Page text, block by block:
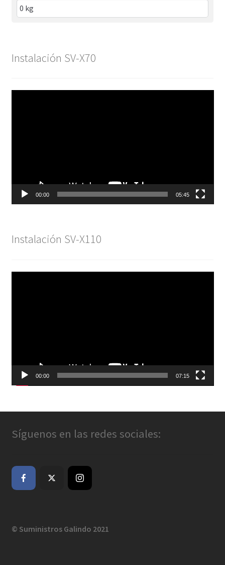
Instalación SV-X70
00:00 05:45
Instalación SV-X110
00:00 07:15
Síguenos en las redes sociales:
© Suministros Galindo 2021